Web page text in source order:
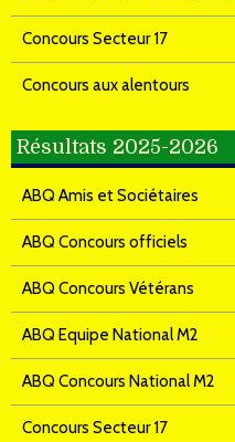
Concours Secteur 17
Concours aux alentours
Résultats 2025-2026
ABQ Amis et Sociétaires
ABQ Concours officiels
ABQ Concours Vétérans
ABQ Equipe National M2
ABQ Concours National M2
Concours Secteur 17